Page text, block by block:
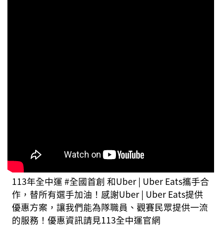
113年全中運 #全國首創 和Uber | Uber Eats攜手合
作，替所有選手加油！感謝Uber | Uber Eats提供
優惠方案，讓我們能為隊職員、觀賽民眾提供一流
的服務！優惠資訊請見113全中運官網